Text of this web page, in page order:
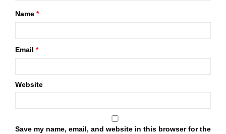
Name *
Email *
Website
Save my name, email, and website in this browser for the